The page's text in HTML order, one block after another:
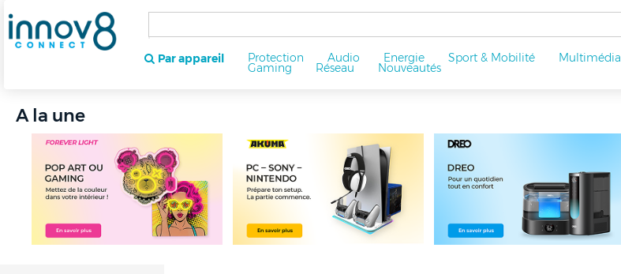
Par appareil Protection Audio Energie Sport & Mobilité Multimédia
Gaming Réseau Nouveautés
A la une